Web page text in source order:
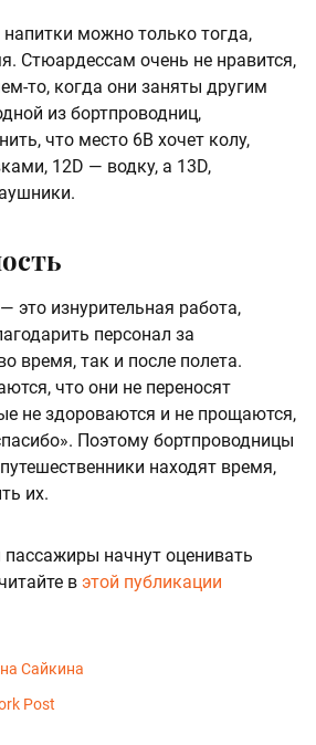
можно только тогда,
Стюардессам очень не нравится,
то, когда они заняты другим
из бортпроводниц,
что место 6В хочет колу,
12D — водку, а 13D,
это изнурительная работа,
персонал за
время, так и после полета.
что они не переносят
не здороваются и не прощаются,
Поэтому бортпроводницы
находят время,
их.
начнут оценивать
в этой публикации
Сайкина
Post